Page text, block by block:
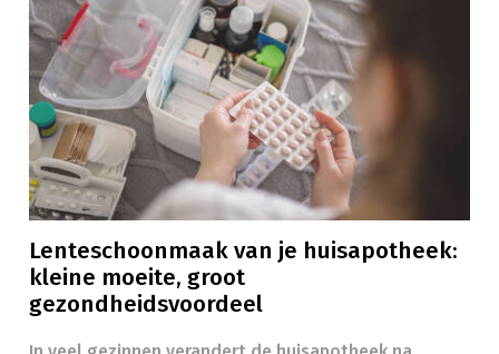
Lenteschoonmaak van je huisapotheek:
kleine moeite, groot
gezondheidsvoordeel